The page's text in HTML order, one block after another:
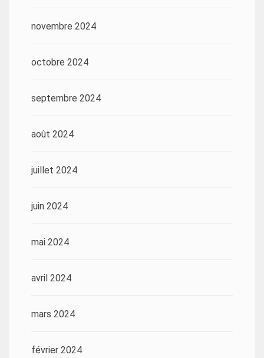
novembre 2024
octobre 2024
septembre 2024
août 2024
juillet 2024
juin 2024
mai 2024
avril 2024
mars 2024
février 2024